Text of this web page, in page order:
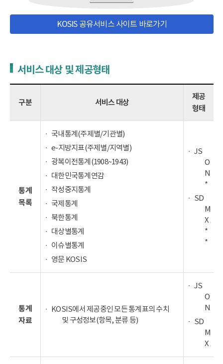
KOSIS 공유서비스 사이트 바로가기
서비스 대상 및 제공형태
구분 서비스 대상
제공
형태
통계
목록
국내통계(주제별/기관별)
e-지방지표(주제별/지역별)
광복이전통계(1908~1943)
대한민국통계연감
작성중지통계
국제통계
북한통계
대상별통계
이슈별통계
영문 KOSIS
JS
O
N
*
SD
M
X
*
*
통계
자료
KOSIS에서 제공중인 모든 통계표의 수치
및 구성정보(항목, 분류 등)
JS
O
N
SD
M
X